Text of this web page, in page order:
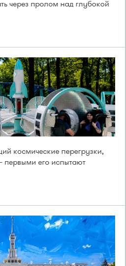
через пролом над глубокой
космические перегрузки,
первыми его испытают